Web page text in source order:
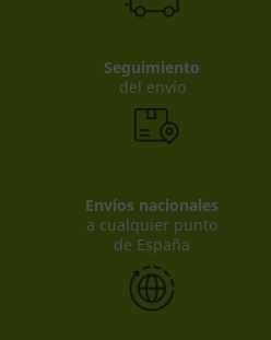
Seguimiento
del envío
Envíos nacionales
a cualquier punto
de España